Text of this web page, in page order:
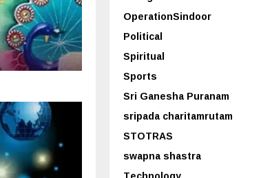
OperationSindoor
Political
Spiritual
Sports
Sri Ganesha Puranam
sripada charitamrutam
STOTRAS
swapna shastra